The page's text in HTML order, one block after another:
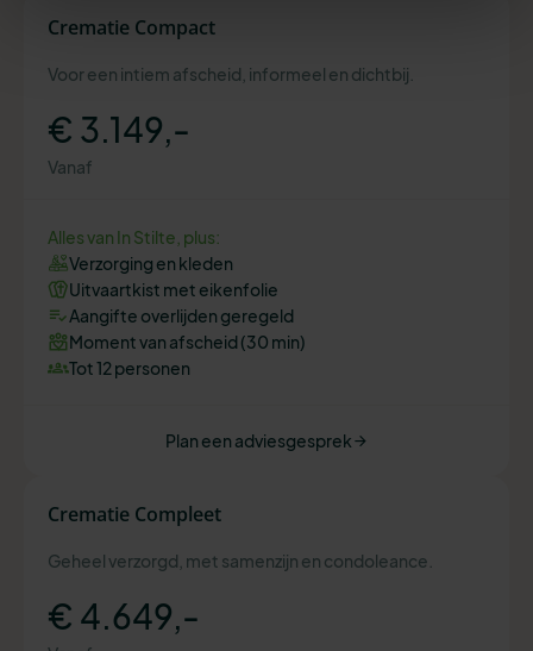
Crematie Compact
Voor een intiem afscheid, informeel en dichtbij.
€ 3.149,-
Vanaf
Alles van In Stilte, plus:
Verzorging en kleden
Uitvaartkist met eikenfolie
Aangifte overlijden geregeld
Moment van afscheid (30 min)
Tot 12 personen
Plan een adviesgesprek
Crematie Compleet
Geheel verzorgd, met samenzijn en condoleance.
€ 4.649,-